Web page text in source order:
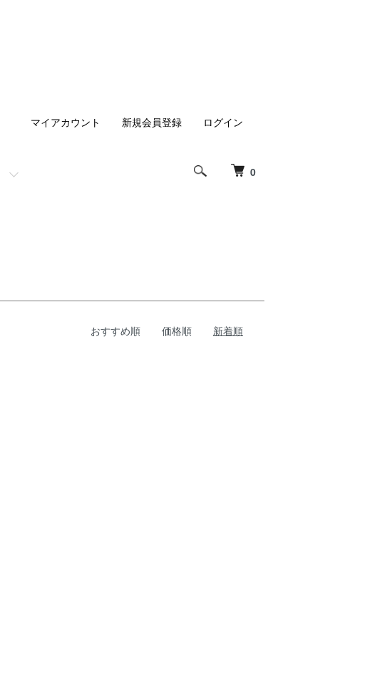
0
マイアカウント 新規会員登録 ログイン
おすすめ順 価格順 新着順